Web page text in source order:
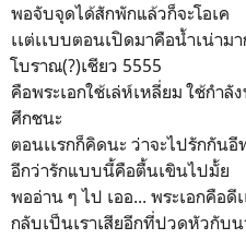
พอจับจุดได้สักพักแล้วก็จะโอเค
เเต่เเบบตอนเปิดมาคือน้ำเน่าม
โบราณ(?)เชียว 5555
คือพระเอกใช้เล่ห์เหลี่ยม ใช้กำ
ศึกชนะ
ตอนเเรกก็คิดนะ ว่าจะไปรักกันอี
อีกว่ารักแบบนี้คือตื้นเขินไปมั้ย
พออ่าน ๆ ไป เออ... พระเอกคือดี
กลับเป็นเราเสียอีกที่ปวดหัวกับ